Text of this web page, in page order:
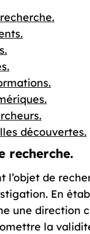
découvertes.
recherche.
de
En
une direction
la